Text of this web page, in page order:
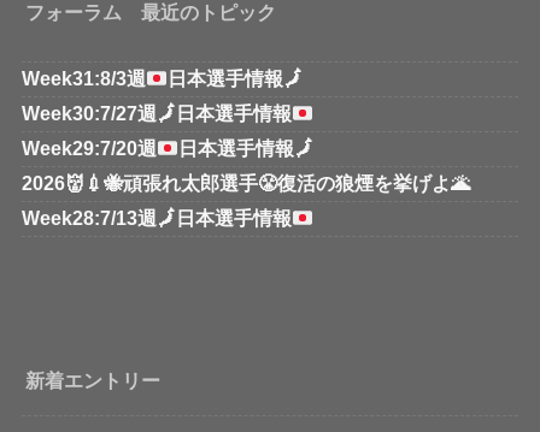
フォーラム 最近のトピック
Week31:8/3週 日本選手情報🗾
Week30:7/27週 🗾 日本選手情報
Week29:7/20週
日本選手情報🗾
2026👹💉🐝頑張れ太郎選手😤復活の狼煙を挙げよ🌋
Week28:7/13週 🗾 日本選手情報
新着エントリー